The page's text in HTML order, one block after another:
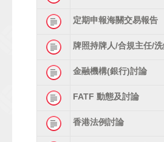
定期申報海關交易報告
牌照持牌人/合規主任/
金融機構(銀行)討論
FATF 動態及討論
香港法例討論